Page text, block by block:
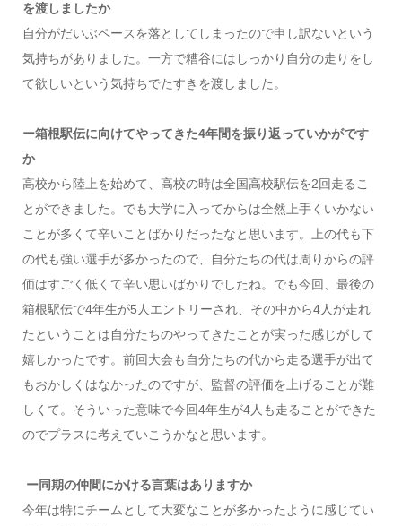
を渡しましたか
自分がだいぶペースを落としてしまったので申し訳ないという
気持ちがありました。一方で糟谷にはしっかり自分の走りをし
て欲しいという気持ちでたすきを渡しました。
ー箱根駅伝に向けてやってきた4年間を振り返っていかがです
か
高校から陸上を始めて、高校の時は全国高校駅伝を2回走るこ
とができました。でも大学に入ってからは全然上手くいかない
ことが多くて辛いことばかりだったなと思います。上の代も下
の代も強い選手が多かったので、自分たちの代は周りからの評
価はすごく低くて辛い思いばかりでしたね。でも今回、最後の
箱根駅伝で4年生が5人エントリーされ、その中から4人が走れ
たということは自分たちのやってきたことが実った感じがして
嬉しかったです。前回大会も自分たちの代から走る選手が出て
もおかしくはなかったのですが、監督の評価を上げることが難
しくて。そういった意味で今回4年生が4人も走ることができた
のでプラスに考えていこうかなと思います。
ー同期の仲間にかける言葉はありますか
今年は特にチームとして大変なことが多かったように感じてい